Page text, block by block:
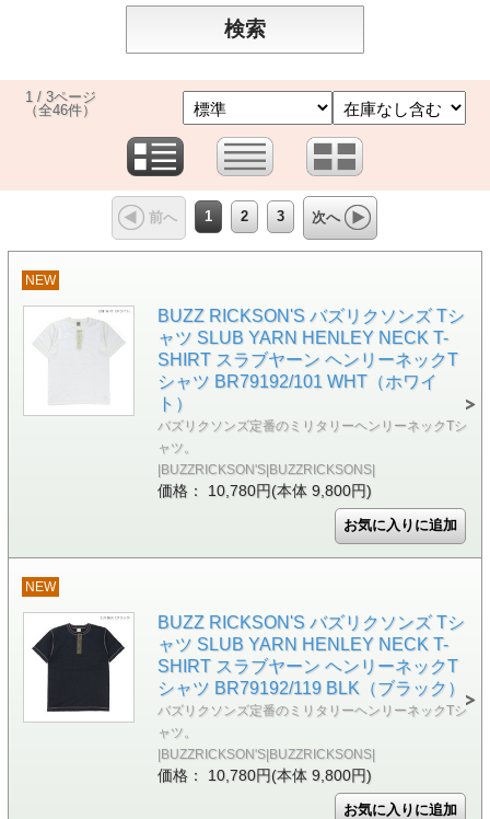
1 / 3ページ
（全46件）
前へ 1 2 3 次へ
NEW
BUZZ RICKSON'S バズリクソンズ Tシ
ャツ SLUB YARN HENLEY NECK T-
SHIRT スラブヤーン ヘンリーネックT
シャツ BR79192/101 WHT（ホワイ
ト）
バズリクソンズ定番のミリタリーヘンリーネックTシ
ャツ。
|BUZZRICKSON'S|BUZZRICKSONS|
価格： 10,780円(本体 9,800円)
NEW
BUZZ RICKSON'S バズリクソンズ Tシ
ャツ SLUB YARN HENLEY NECK T-
SHIRT スラブヤーン ヘンリーネックT
シャツ BR79192/119 BLK（ブラック）
バズリクソンズ定番のミリタリーヘンリーネックTシ
ャツ。
|BUZZRICKSON'S|BUZZRICKSONS|
価格： 10,780円(本体 9,800円)